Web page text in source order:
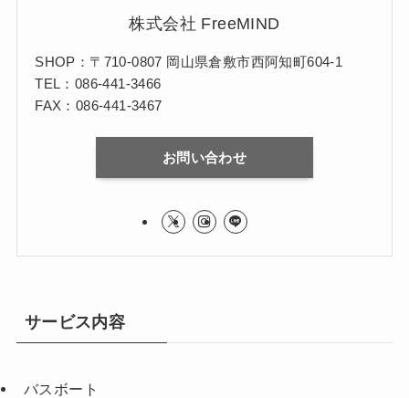
株式会社 FreeMIND
SHOP：〒710-0807 岡山県倉敷市西阿知町604-1
TEL：086-441-3466
FAX：086-441-3467
お問い合わせ
サービス内容
バスボート